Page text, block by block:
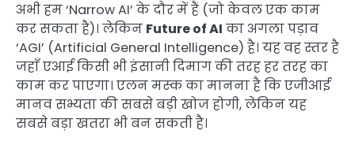
अभी हम ‘Narrow AI’ के दौर में हैं (जो केवल एक काम
कर सकता है)। लेकिन Future of AI का अगला पड़ाव
‘AGI’ (Artificial General Intelligence) है। यह वह स्तर है
जहाँ एआई किसी भी इंसानी दिमाग की तरह हर तरह का
काम कर पाएगा। एलन मस्क का मानना है कि एजीआई
मानव सभ्यता की सबसे बड़ी खोज होगी, लेकिन यह
सबसे बड़ा खतरा भी बन सकती है।